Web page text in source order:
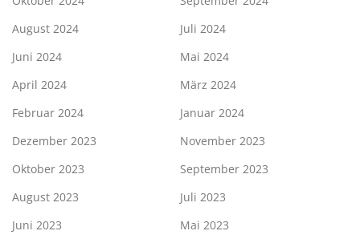
August 2024
Juli 2024
Juni 2024
Mai 2024
April 2024
März 2024
Februar 2024
Januar 2024
Dezember 2023
November 2023
Oktober 2023
September 2023
August 2023
Juli 2023
Juni 2023
Mai 2023